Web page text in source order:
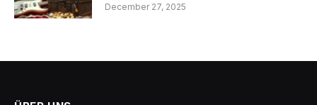
December 27, 2025